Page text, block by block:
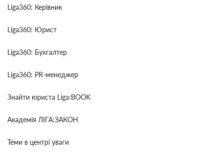
Liga360: Керівник
Liga360: Юрист
Liga360: Бухгалтер
Liga360: PR-менеджер
Знайти юриста Liga:BOOK
Академія ЛІГА:ЗАКОН
Теми в центрі уваги